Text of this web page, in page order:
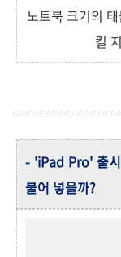
노트북 크기의
킬
- 'iPad Pro' 출시
불어 넣을까?